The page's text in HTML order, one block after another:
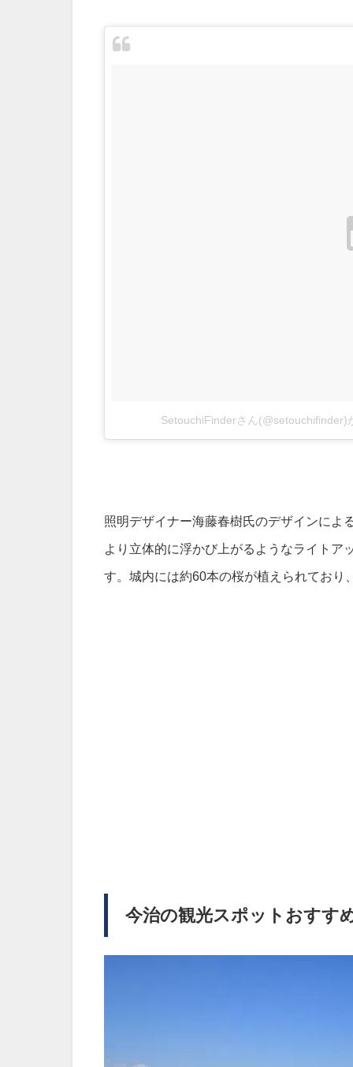
SetouchiFinderさん(@setouchifinder)
照明デザイナー海藤春樹氏のデザインによ
より立体的に浮かび上がるようなライトア
す。城内には約60本の桜が植えられており
今治の観光スポットおすす